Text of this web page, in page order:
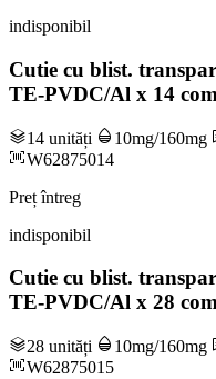
indisponibil
Cutie cu blist.
TE-PVDC/Al x 14
14 unități 10mg/160mg
W62875014
Preț întreg
indisponibil
Cutie cu blist.
TE-PVDC/Al x 28
28 unități 10mg/160mg
W62875015